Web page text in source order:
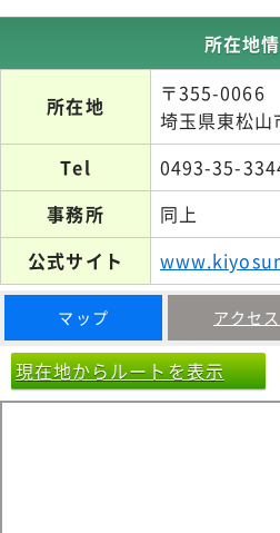
所在地
所在地
〒355-0066
埼玉県東松
Tel
0493-35-
事務所
同上
公式サイト
マップ アクセス
現在地からルートを表示